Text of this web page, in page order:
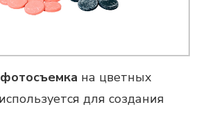
на цветных
для создания